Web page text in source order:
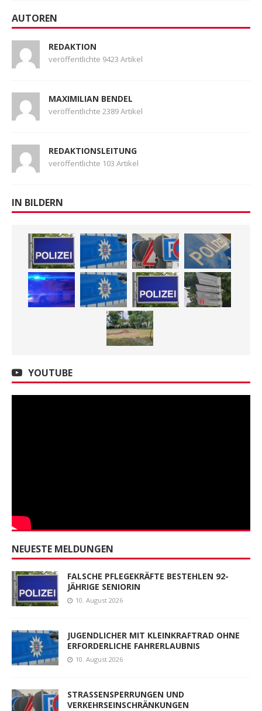
AUTOREN
REDAKTION
veröffentlichte 9423 Artikel
MAXIMILIAN BENDEL
veröffentlichte 2389 Artikel
REDAKTIONSLEITUNG
veröffentlichte 103 Artikel
IN BILDERN
YOUTUBE
NEUESTE MELDUNGEN
FALSCHE PFLEGEKRÄFTE BESTEHLEN 92-
JÄHRIGE SENIORIN
10. August 2026
JUGENDLICHER MIT KLEINKRAFTRAD OHNE
ERFORDERLICHE FAHRERLAUBNIS
10. August 2026
STRASSENSPERRUNGEN UND
VERKEHRSEINSCHRÄNKUNGEN